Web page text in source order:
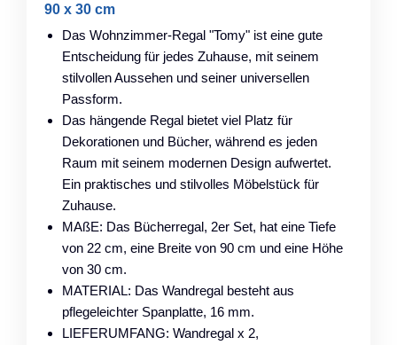
90 x 30 cm
Das Wohnzimmer-Regal "Tomy" ist eine gute
Entscheidung für jedes Zuhause, mit seinem
stilvollen Aussehen und seiner universellen
Passform.
Das hängende Regal bietet viel Platz für
Dekorationen und Bücher, während es jeden
Raum mit seinem modernen Design aufwertet.
Ein praktisches und stilvolles Möbelstück für
Zuhause.
MAßE: Das Bücherregal, 2er Set, hat eine Tiefe
von 22 cm, eine Breite von 90 cm und eine Höhe
von 30 cm.
MATERIAL: Das Wandregal besteht aus
pflegeleichter Spanplatte, 16 mm.
LIEFERUMFANG: Wandregal x 2,